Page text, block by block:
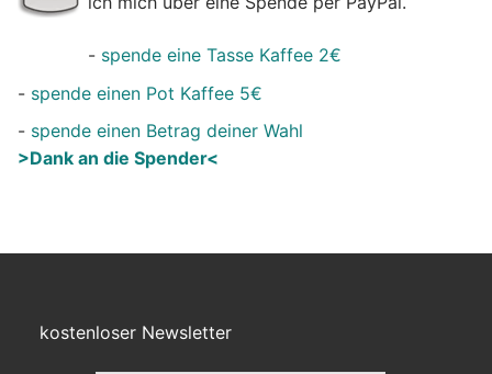
- spende eine Tasse Kaffee 2€
- spende einen Pot Kaffee 5€
- spende einen Betrag deiner Wahl
>Dank an die Spender<
kostenloser Newsletter